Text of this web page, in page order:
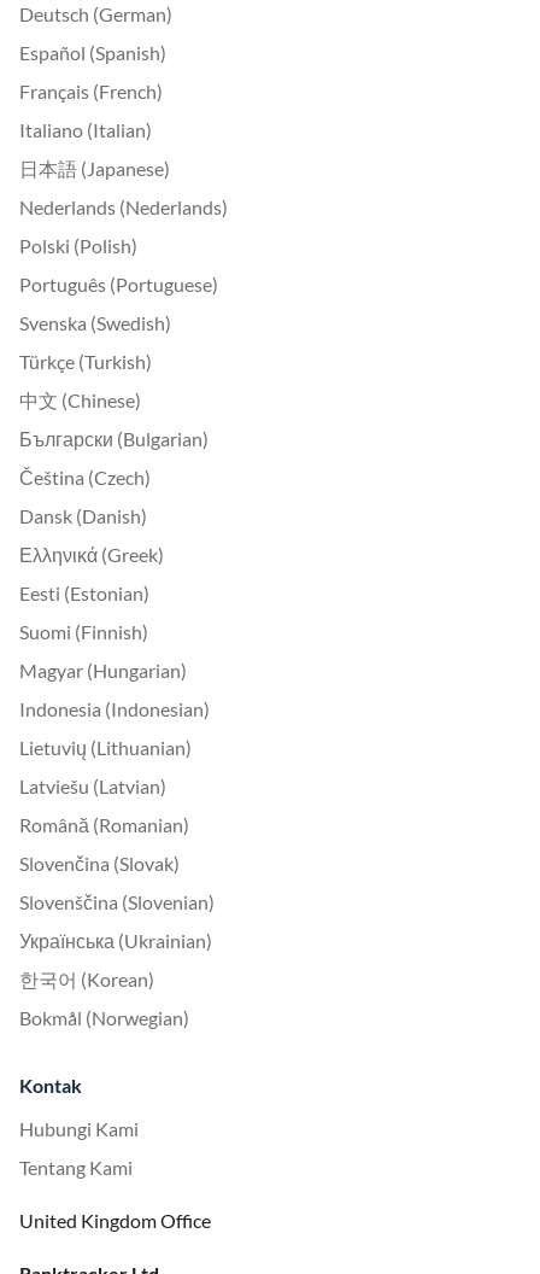
Deutsch (German)
Español (Spanish)
Français (French)
Italiano (Italian)
日本語 (Japanese)
Nederlands (Nederlands)
Polski (Polish)
Português (Portuguese)
Svenska (Swedish)
Türkçe (Turkish)
中文 (Chinese)
Български (Bulgarian)
Čeština (Czech)
Dansk (Danish)
Ελληνικά (Greek)
Eesti (Estonian)
Suomi (Finnish)
Magyar (Hungarian)
Indonesia (Indonesian)
Lietuvių (Lithuanian)
Latviešu (Latvian)
Română (Romanian)
Slovenčina (Slovak)
Slovenščina (Slovenian)
Українська (Ukrainian)
한국어 (Korean)
Bokmål (Norwegian)
Kontak
Hubungi Kami
Tentang Kami
United Kingdom Office